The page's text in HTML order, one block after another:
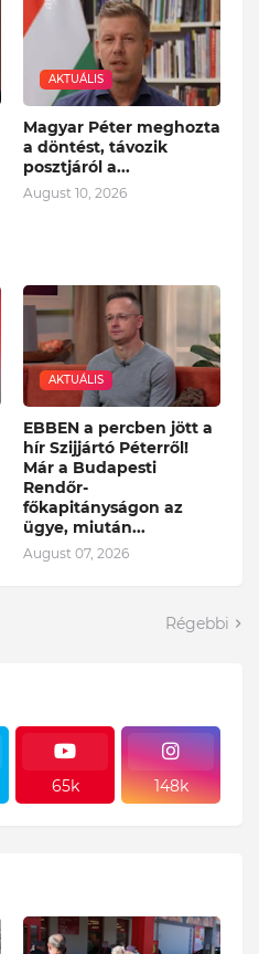
AKTUÁLIS
Magyar Péter meghozta
a döntést, távozik
posztjáról a...
August 10, 2026
AKTUÁLIS
EBBEN a percben jött a
hír Szijjártó Péterről!
Már a Budapesti
Rendőr-
főkapitányságon az
ügye, miután...
August 07, 2026
Régebbi
65k 148k